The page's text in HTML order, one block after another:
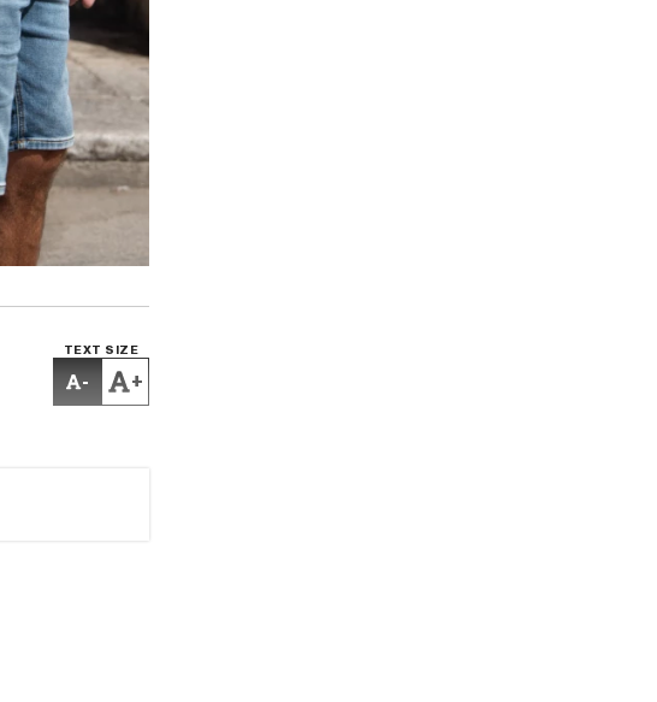
TEXT SIZE
- +